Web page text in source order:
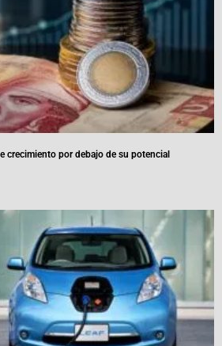
crecimiento por debajo de su potencial